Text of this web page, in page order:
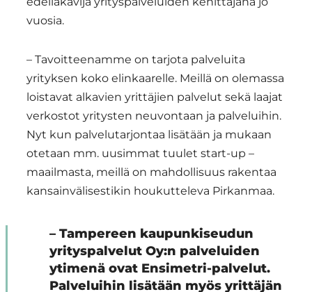
vuosia.
– Tavoitteenamme on tarjota palveluita
yrityksen koko elinkaarelle. Meillä on olemassa
loistavat alkavien yrittäjien palvelut sekä laajat
verkostot yritysten neuvontaan ja palveluihin.
Nyt kun palvelutarjontaa lisätään ja mukaan
otetaan mm. uusimmat tuulet start-up –
maailmasta, meillä on mahdollisuus rakentaa
kansainvälisestikin houkutteleva Pirkanmaa.
– Tampereen kaupunkiseudun
yrityspalvelut Oy:n palveluiden
ytimenä ovat Ensimetri-palvelut.
Palveluihin lisätään myös yrittäjän